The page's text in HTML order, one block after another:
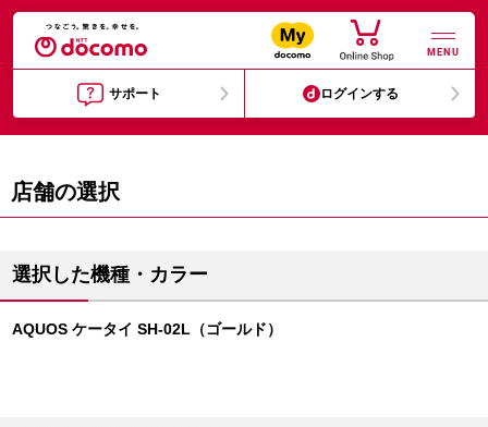
MENU
サポート ログインする
店舗の選択
選択した機種・カラー
AQUOS ケータイ SH-02L（ゴールド）